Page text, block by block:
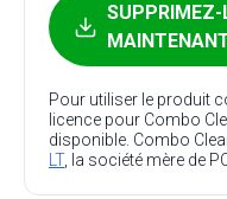
SUPPRIMEZ-
Pour utiliser le produit
licence pour Combo
disponible. Combo
LT, la société mère de